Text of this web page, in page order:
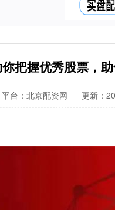
把握优秀股票，
平台：北京配资网 更新：